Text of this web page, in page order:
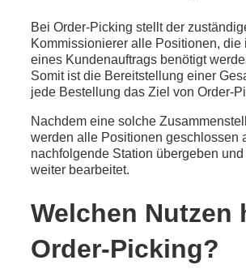
Bei Order-Picking stellt der
Kommissionierer alle Positionen, die
eines Kundenauftrags benötigt
Somit ist die Bereitstellung einer
jede Bestellung das Ziel von Order-
Nachdem eine solche
werden alle Positionen geschlossen
nachfolgende Station übergeben
weiter bearbeitet.
Welchen Nutzen
Order-Picking?